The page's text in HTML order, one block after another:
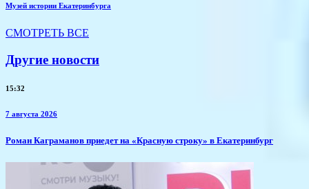
Музей истории Екатеринбурга
СМОТРЕТЬ ВСЕ
Другие новости
15:32
7 августа 2026
​Роман Каграманов приедет на «Красную строку» в Екатеринбург